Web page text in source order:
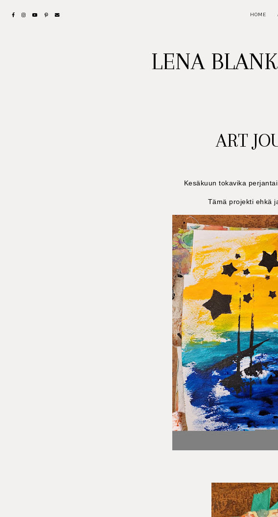
HOME
LENA
ART
Kesäkuun tokavika
Tämä projekti ehkä